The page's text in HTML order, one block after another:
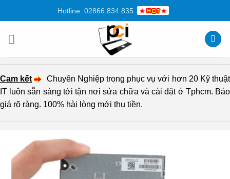
dung
Hotline: 02866.834.835
Cam kết
Chuyên Nghiệp trong phục vụ với hơn 20 Kỹ thuật
IT luôn sẵn sàng tới tận nơi sửa chữa và cài đặt ở Tphcm. Báo
giá rõ ràng. 100% hài lòng mới thu tiền.